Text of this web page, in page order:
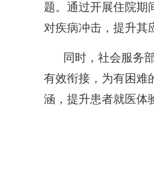
题。通过开展住院期
对疾病冲击，提升其
同时 ，社会服务
有效衔接，为有困难
涵，提升患者就医体